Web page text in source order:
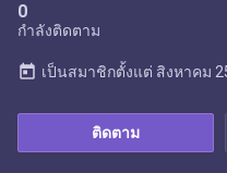
0
กำลังติดตาม
ติดตาม
today เป็นสมาชิกตั้งแต่ สิงหาคม